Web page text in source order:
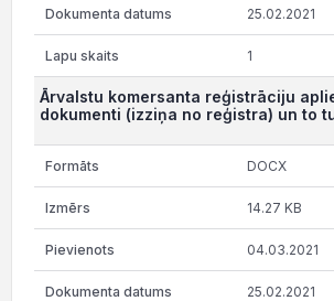
25.02.2021
1
Ārvalstu komersanta reģistrāciju
dokumenti (izziņa no reģistra) un to
DOCX
14.27 KB
04.03.2021
25.02.2021